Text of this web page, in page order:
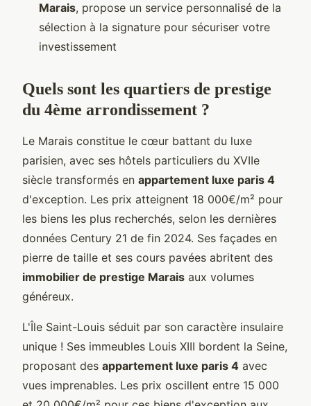
Marais, propose un service personnalisé de la
sélection à la signature pour sécuriser votre
investissement
Quels sont les quartiers de prestige
du 4ème arrondissement ?
Le Marais constitue le cœur battant du luxe
parisien, avec ses hôtels particuliers du XVIIe
siècle transformés en appartement luxe paris 4
d'exception. Les prix atteignent 18 000€/m² pour
les biens les plus recherchés, selon les dernières
données Century 21 de fin 2024. Ses façades en
pierre de taille et ses cours pavées abritent des
immobilier de prestige Marais aux volumes
généreux.
L'Île Saint-Louis séduit par son caractère insulaire
unique ! Ses immeubles Louis XIII bordent la Seine,
proposant des appartement luxe paris 4 avec
vues imprenables. Les prix oscillent entre 15 000